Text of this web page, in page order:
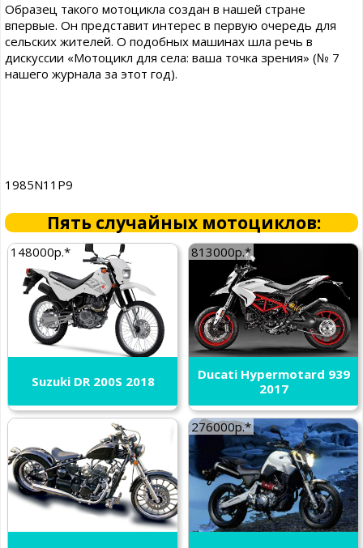
Образец такого мотоцикла создан в нашей стране
впервые. Он представит интерес в первую очередь для
сельских жителей. О подобных машинах шла речь в
дискуссии «Мотоцикл для села: ваша точка зрения» (№ 7
нашего журнала за этот год).
1985N11P9
Пять случайных мотоциклов:
148000р.*
Suzuki DR 200S 2018
813000р.*
Ducati Hypermotard 939
2017
276000р.*